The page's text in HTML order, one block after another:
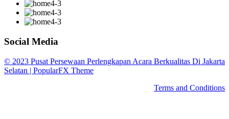
Social Media
© 2023 Pusat Persewaan Perlengkapan Acara Berkualitas Di Jakarta
Selatan | PopularFX Theme
Terms and Conditions